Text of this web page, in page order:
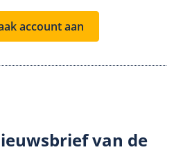
account aan
van de